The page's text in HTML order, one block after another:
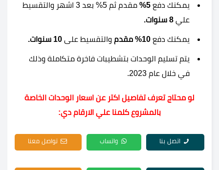
يمكنك دفع 5%
مقدم ثم 5% بعد 3 اشهر والتقسيط
علي
يمكنك دفع 10% مقدم والتقسيط على 10 سنوات.
يتم تسليم الوحدات بتشطيبات فاخرة متكاملة وذلك
في خلال عام 2023.
لو محتاج تعرف تفاصيل اكتر عن اسعار الوحدات الخاصة
بالمشروع كلمنا علي الارقام دي:
اتصل بنا واتساب تواصل معنا